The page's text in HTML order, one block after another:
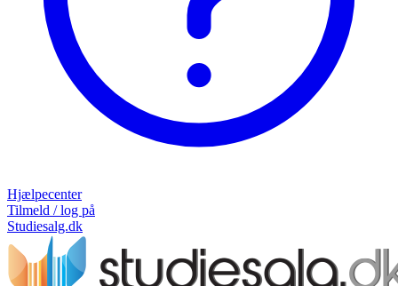
Hjælpecenter
Tilmeld / log på
Studiesalg.dk